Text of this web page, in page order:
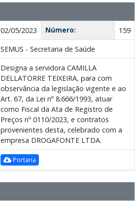
02/05/2023 Número:
159
SEMUS - Secretaria de Saúde
Designa a servidora CAMILLA
DELLATORRE TEIXEIRA, para com
observância da legislação vigente e ao
Art. 67, da Lei nº 8.666/1993, atuar
como Fiscal da Ata de Registro de
Preços nº 0110/2023, e contratos
provenientes desta, celebrado com a
empresa DROGAFONTE LTDA.
Portaria